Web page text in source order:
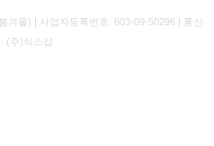
겨울) | 사업자등록번호: 603-09-50296 | 통신
(주)식스샵